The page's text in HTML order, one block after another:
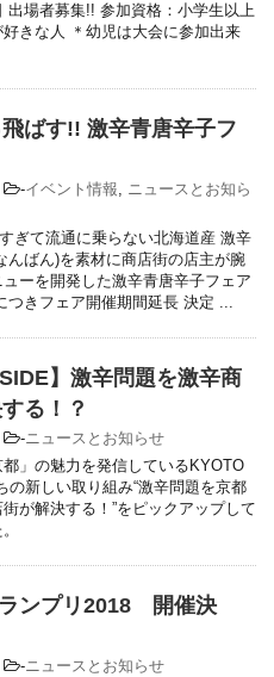
出場者募集!! 参加資格：小学生以上
きな人 ＊幼児は大会に参加出来
ばす!! 激辛青唐辛子フ
-イベント情報, ニュースとお知ら
ぎて流通に乗らない北海道産 激辛
んばん)を素材に商店街の店主が腕
ーを開発した激辛青唐辛子フェア
つきフェア開催期間延長 決定 ...
SIDE】激辛問題を激辛商
る！？
-ニュースとお知らせ
」の魅力を発信しているKYOTO
の新しい取り組み“激辛問題を京都
が解決する！”をピックアップして
ンプリ2018 開催決
-ニュースとお知らせ